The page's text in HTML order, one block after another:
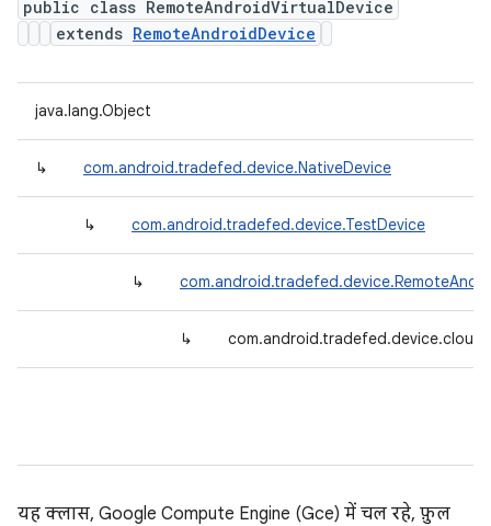
public class RemoteAndroidVirtualDevice
extends RemoteAndroidDevice
java.lang.Object
↳ com.android.tradefed.device.NativeDevice
↳ com.android.tradefed.device.TestDevice
↳
↳
यह क्लास, Google Compute Engine (Gce) में चल रहे, फ़ुल